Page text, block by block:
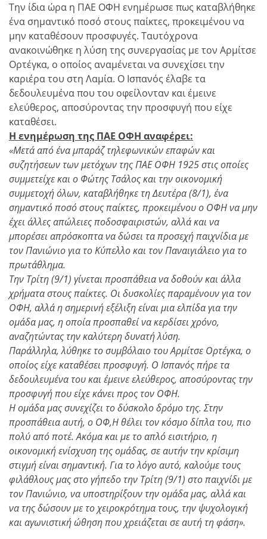
Την ίδια ώρα η ΠΑΕ ΟΦΗ ενημέρωσε πως καταβλήθηκε
ένα σημαντικό ποσό στους παίκτες, προκειμένου να
μην καταθέσουν προσφυγές. Ταυτόχρονα
ανακοινώθηκε η λύση της συνεργασίας με τον Αρμίτσε
Ορτέγκα, ο οποίος αναμένεται να συνεχίσει την
καριέρα του στη Λαμία. Ο Ισπανός έλαβε τα
δεδουλευμένα που του οφείλονταν και έμεινε
ελεύθερος, αποσύροντας την προσφυγή που είχε
καταθέσει.
Η ενημέρωση της ΠΑΕ ΟΦΗ αναφέρει:
«Μετά από ένα μπαράζ τηλεφωνικών επαφών και
συζητήσεων των μετόχων της ΠΑΕ ΟΦΗ 1925 στις οποίες
συμμετείχε και ο Φώτης Τσάλος και την οικονομική
συμμετοχή όλων, καταβλήθηκε τη Δευτέρα (8/1), ένα
σημαντικό ποσό στους παίκτες, προκειμένου ο ΟΦΗ να μην
έχει άλλες απώλειες ποδοσφαιριστών, αλλά και να
μπορέσει απρόσκοπτα να δώσει τα προσεχή παιχνίδια με
τον Πανιώνιο για το Κύπελλο και τον Παναιγιάλειο για το
πρωτάθλημα.
Την Τρίτη (9/1) γίνεται προσπάθεια να δοθούν και άλλα
χρήματα στους παίκτες. Οι δυσκολίες παραμένουν για τον
ΟΦΗ, αλλά η σημερινή εξέλιξη είναι μια ελπίδα για την
ομάδα μας, η οποία προσπαθεί να κερδίσει χρόνο,
αναζητώντας την καλύτερη δυνατή λύση.
Παράλληλα, λύθηκε το συμβόλαιο του Αρμίτσε Ορτέγκα, ο
οποίος είχε καταθέσει προσφυγή. Ο Ισπανός πήρε τα
δεδουλευμένα του και έμεινε ελεύθερος, αποσύροντας την
προσφυγή που είχε κάνει προς τον ΟΦΗ.
Η ομάδα μας συνεχίζει το δύσκολο δρόμο της. Στην
προσπάθεια αυτή, ο ΟΦ,Η θέλει τον κόσμο δίπλα του, πιο
πολύ από ποτέ. Ακόμα και με το απλό εισιτήριο, η
οικονομική ενίσχυση της ομάδας, σε αυτήν την κρίσιμη
στιγμή είναι σημαντική. Για το λόγο αυτό, καλούμε τους
φιλάθλους μας στο γήπεδο την Τρίτη (9/1) στο παιχνίδι με
τον Πανιώνιο, να υποστηρίξουν την ομάδα μας, αλλά και
να της δώσουν με το χειροκρότημα τους, την ψυχολογική
και αγωνιστική ώθηση που χρειάζεται σε αυτή τη φάση».